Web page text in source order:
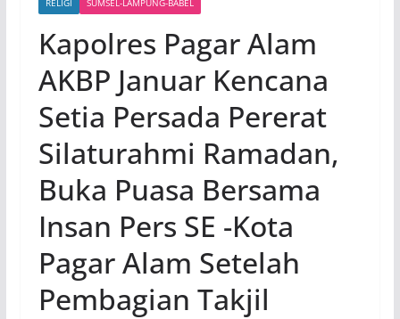
RELIGI SUMSEL-LAMPUNG-BABEL
Kapolres Pagar Alam
AKBP Januar Kencana
Setia Persada Pererat
Silaturahmi Ramadan,
Buka Puasa Bersama
Insan Pers SE -Kota
Pagar Alam Setelah
Pembagian Takjil